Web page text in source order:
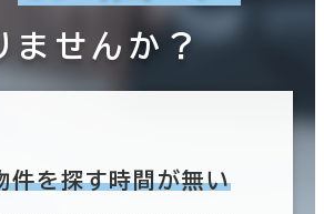
ませんか？
件を探す時間が無い